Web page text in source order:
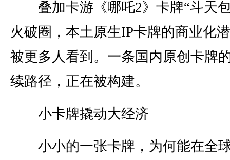
叠加卡游《哪吒2》卡牌“斗天
火破圈，本土原生IP卡牌的商业化
被更多人看到。一条国内原创卡牌
续路径，正在被构建。
小卡牌撬动大经济
小小的一张卡牌，为何能在全